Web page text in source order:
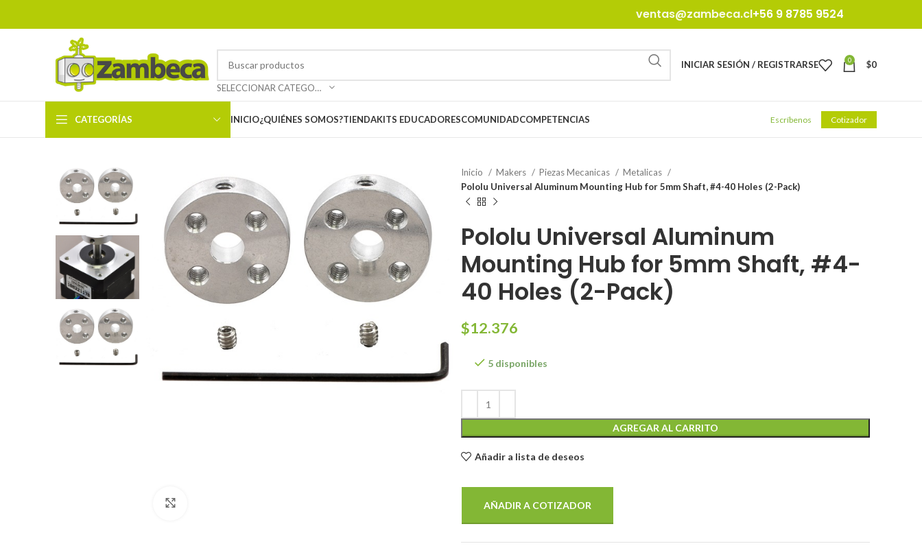
ventas@zambeca.cl+56 9 8785 9524
SELECCIONAR CATEGORÍA
INICIAR SESIÓN / REGISTRARSE 0 $0
CATEGORÍAS INICIO¿QUIÉNES SOMOS?TIENDAKITS EDUCADORESCOMUNIDADCOMPETENCIAS Escríbenos Cotizador
Inicio Makers Piezas Mecanicas
Metalicas
Pololu Universal Aluminum Mounting Hub for 5mm Shaft, #4-40 Holes (2-Pack)
Pololu Universal Aluminum
Mounting Hub for 5mm Shaft, #4-
40 Holes (2-Pack)
$12.376
5 disponibles
AGREGAR AL CARRITO
Añadir a lista de deseos
AÑADIR A COTIZADOR